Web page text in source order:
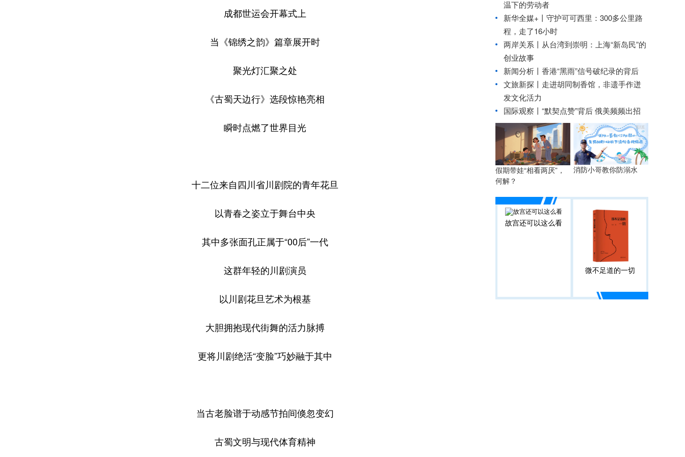
成都世运会开幕式上
当《锦绣之韵》篇章展开时
聚光灯汇聚之处
《古蜀天边行》选段惊艳亮相
瞬时点燃了世界目光
十二位来自四川省川剧院的青年花旦
以青春之姿立于舞台中央
其中多张面孔正属于“00后”一代
这群年轻的川剧演员
以川剧花旦艺术为根基
大胆拥抱现代街舞的活力脉搏
更将川剧绝活“变脸”巧妙融于其中
当古老脸谱于动感节拍间倏忽变幻
古蜀文明与现代体育精神
温下的劳动者
新华全媒+丨 守护可可西里：300多公里路
程，走了16小时
两岸关系丨
从台湾到崇明：上海“新岛民”的
创业故事
新闻分析丨香港“黑雨”信号破纪录的背后
文旅新探丨走进胡同制香馆，非遗手作迸
发文化活力
国际观察丨 “默契点赞”背后 俄美频频出招
假期带娃“相看两厌”，
何解？
消防小哥教你防溺水
故宫还可以这么看
微不足道的一切